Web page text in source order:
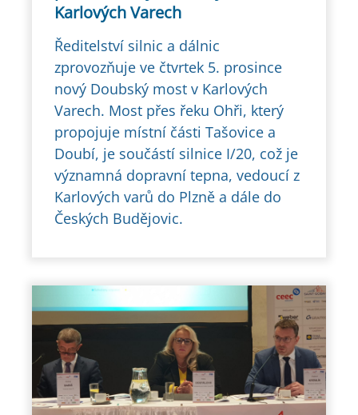
Karlových Varech
Ředitelství silnic a dálnic
zprovozňuje ve čtvrtek 5. prosince
nový Doubský most v Karlových
Varech. Most přes řeku Ohři, který
propojuje místní části Tašovice a
Doubí, je součástí silnice I/20, což je
významná dopravní tepna, vedoucí z
Karlových varů do Plzně a dále do
Českých Budějovic.